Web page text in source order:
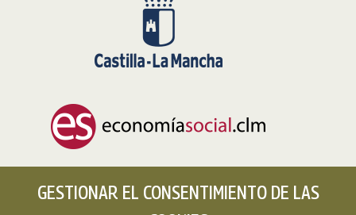
GESTIONAR EL CONSENTIMIENTO DE LAS